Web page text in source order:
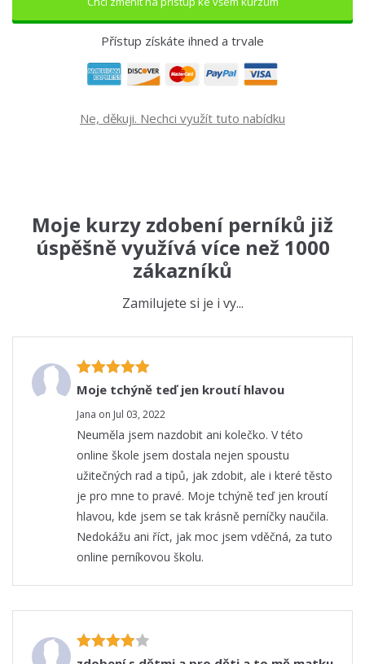
Přístup získáte ihned a trvale
Ne, děkuji. Nechci využít tuto nabídku
Moje kurzy zdobení perníků již
úspěšně využívá více než 1000
zákazníků
Zamilujete si je i vy...
Moje tchýně teď jen kroutí hlavou
Jana on Jul 03, 2022
Neuměla jsem nazdobit ani kolečko. V této
online škole jsem dostala nejen spoustu
užitečných rad a tipů, jak zdobit, ale i které těsto
je pro mne to pravé. Moje tchýně teď jen kroutí
hlavou, kde jsem se tak krásně perníčky naučila.
Nedokážu ani říct, jak moc jsem vděčná, za tuto
online perníkovou školu.